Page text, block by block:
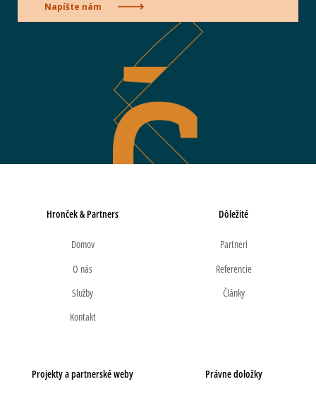
Napíšte nám
Hronček & Partners
Domov
O nás
Služby
Kontakt
Dôležité
Partneri
Referencie
Články
Projekty a partnerské weby Právne doložky